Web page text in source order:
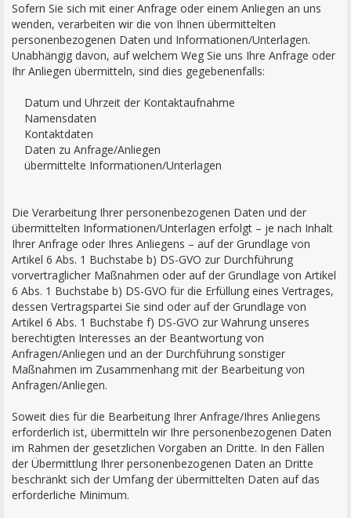
Sofern Sie sich mit einer Anfrage oder einem Anliegen an uns
wenden, verarbeiten wir die von Ihnen übermittelten
personenbezogenen Daten und Informationen/Unterlagen.
Unabhängig davon, auf welchem Weg Sie uns Ihre Anfrage oder
Ihr Anliegen übermitteln, sind dies gegebenenfalls:
Datum und Uhrzeit der Kontaktaufnahme
Namensdaten
Kontaktdaten
Daten zu Anfrage/Anliegen
übermittelte Informationen/Unterlagen
Die Verarbeitung Ihrer personenbezogenen Daten und der
übermittelten Informationen/Unterlagen erfolgt – je nach Inhalt
Ihrer Anfrage oder Ihres Anliegens – auf der Grundlage von
Artikel 6 Abs. 1 Buchstabe b) DS-GVO zur Durchführung
vorvertraglicher Maßnahmen oder auf der Grundlage von Artikel
6 Abs. 1 Buchstabe b) DS-GVO für die Erfüllung eines Vertrages,
dessen Vertragspartei Sie sind oder auf der Grundlage von
Artikel 6 Abs. 1 Buchstabe f) DS-GVO zur Wahrung unseres
berechtigten Interesses an der Beantwortung von
Anfragen/Anliegen und an der Durchführung sonstiger
Maßnahmen im Zusammenhang mit der Bearbeitung von
Anfragen/Anliegen.
Soweit dies für die Bearbeitung Ihrer Anfrage/Ihres Anliegens
erforderlich ist, übermitteln wir Ihre personenbezogenen Daten
im Rahmen der gesetzlichen Vorgaben an Dritte. In den Fällen
der Übermittlung Ihrer personenbezogenen Daten an Dritte
beschränkt sich der Umfang der übermittelten Daten auf das
erforderliche Minimum.